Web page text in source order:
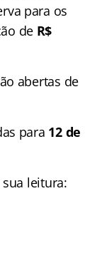
para os
de R$
abertas de
para 12 de
leitura: